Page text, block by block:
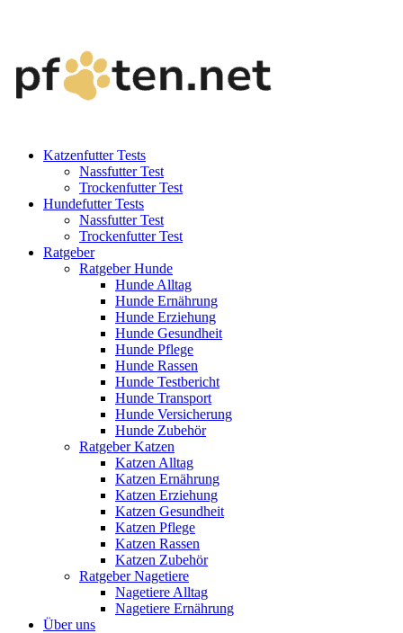
Katzenfutter Tests
Nassfutter Test
Trockenfutter Test
Hundefutter Tests
Nassfutter Test
Trockenfutter Test
Ratgeber
Ratgeber Hunde
Hunde Alltag
Hunde Ernährung
Hunde Erziehung
Hunde Gesundheit
Hunde Pflege
Hunde Rassen
Hunde Testbericht
Hunde Transport
Hunde Versicherung
Hunde Zubehör
Ratgeber Katzen
Katzen Alltag
Katzen Ernährung
Katzen Erziehung
Katzen Gesundheit
Katzen Pflege
Katzen Rassen
Katzen Zubehör
Ratgeber Nagetiere
Nagetiere Alltag
Nagetiere Ernährung
Über uns